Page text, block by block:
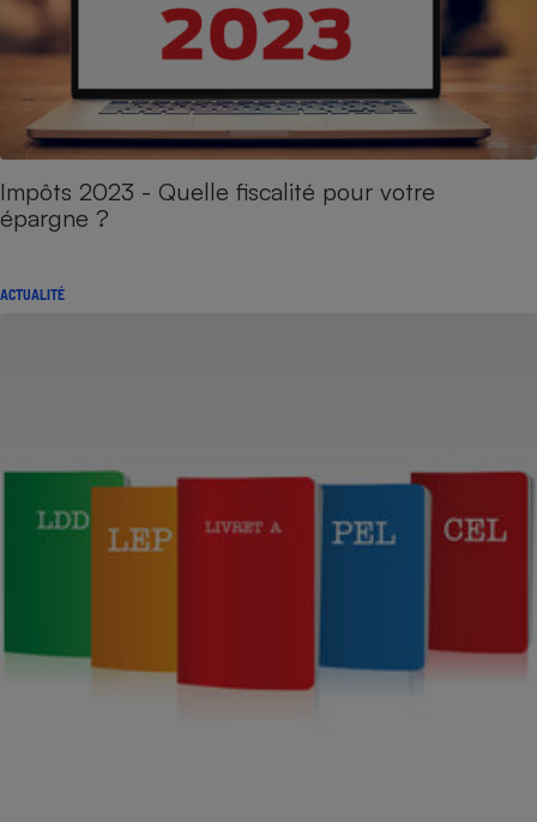
Impôts 2023 - Quelle fiscalité pour votre
épargne ?
ACTUALITÉ